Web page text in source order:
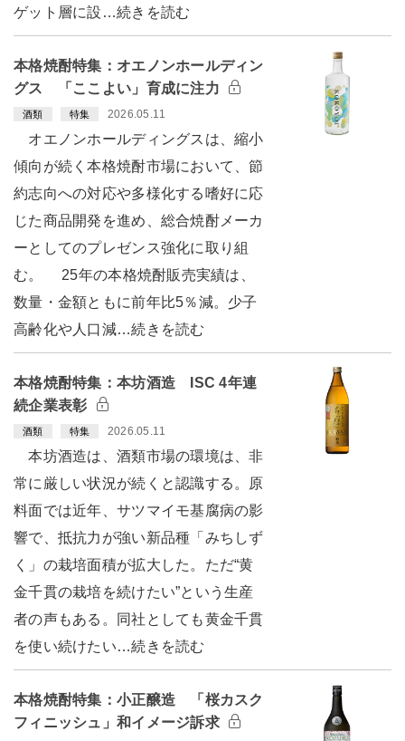
ゲット層に設…続きを読む
本格焼酎特集：オエノンホールディン
グス 「ここよい」育成に注力
酒類 特集 2026.05.11
オエノンホールディングスは、縮小
傾向が続く本格焼酎市場において、節
約志向への対応や多様化する嗜好に応
じた商品開発を進め、総合焼酎メーカ
ーとしてのプレゼンス強化に取り組
む。 25年の本格焼酎販売実績は、
数量・金額ともに前年比5％減。少子
高齢化や人口減…続きを読む
本格焼酎特集：本坊酒造 ISC 4年連
続企業表彰
酒類 特集 2026.05.11
本坊酒造は、酒類市場の環境は、非
常に厳しい状況が続くと認識する。原
料面では近年、サツマイモ基腐病の影
響で、抵抗力が強い新品種「みちしず
く」の栽培面積が拡大した。ただ“黄
金千貫の栽培を続けたい”という生産
者の声もある。同社としても黄金千貫
を使い続けたい…続きを読む
本格焼酎特集：小正醸造 「桜カスク
フィニッシュ」和イメージ訴求